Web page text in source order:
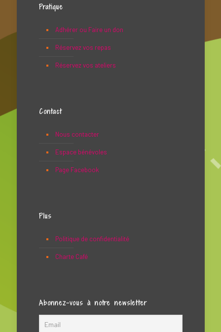
Pratique
Adhérer ou Faire un don
Réservez vos repas
Réservez vos ateliers
Contact
Nous contacter
Espace bénévoles
Page Facebook
Plus
Politique de confidentialité
Charte Café
Abonnez-vous à notre newsletter